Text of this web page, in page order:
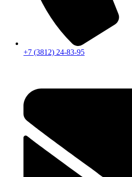
+7 (3812) 24-83-95